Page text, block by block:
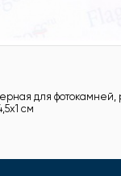
для фотокамней,
см
кг